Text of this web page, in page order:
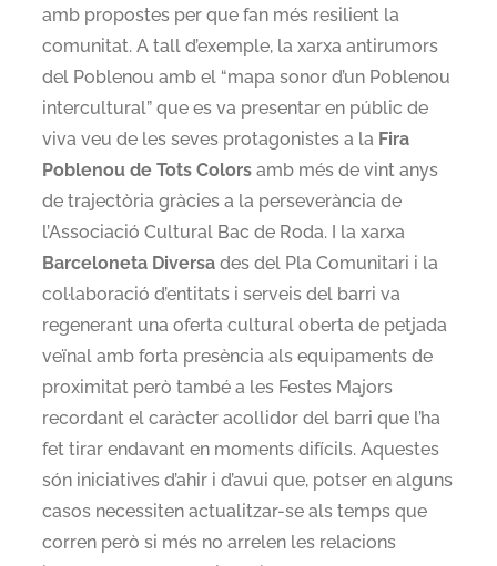
amb propostes per que fan més resilient la
comunitat. A tall d’exemple, la xarxa antirumors
del Poblenou amb el “mapa sonor d’un Poblenou
intercultural” que es va presentar en públic de
viva veu de les seves protagonistes a la Fira
Poblenou de Tots Colors amb més de vint anys
de trajectòria gràcies a la perseverància de
l’Associació Cultural Bac de Roda. I la xarxa
Barceloneta Diversa des del Pla Comunitari i la
col·laboració d’entitats i serveis del barri va
regenerant una oferta cultural oberta de petjada
veïnal amb forta presència als equipaments de
proximitat però també a les Festes Majors
recordant el caràcter acollidor del barri que l’ha
fet tirar endavant en moments difícils. Aquestes
són iniciatives d’ahir i d’avui que, potser en alguns
casos necessiten actualitzar-se als temps que
corren però si més no arrelen les relacions